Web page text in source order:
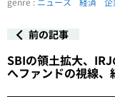
前の記事
SBIの領土拡大、
へファンドの視線、